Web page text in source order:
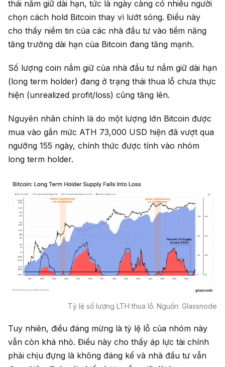
thái nắm giữ dài hạn, tức là ngày càng có nhiều người
chọn cách hold Bitcoin thay vì lướt sóng. Điều này
cho thấy niềm tin của các nhà đầu tư vào tiềm năng
tăng trưởng dài hạn của Bitcoin đang tăng mạnh.
Số lượng coin nắm giữ của nhà đầu tư nắm giữ dài hạn
(long term holder) đang ở trạng thái thua lỗ chưa thực
hiện (unrealized profit/loss) cũng tăng lên.
Nguyên nhân chính là do một lượng lớn Bitcoin được
mua vào gần mức ATH 73,000 USD hiện đã vượt qua
ngưỡng 155 ngày, chính thức được tính vào nhóm
long term holder.
Tỷ lệ số lượng LTH thua lỗ. Nguồn: Glassnode
Tuy nhiên, điều đáng mừng là tỷ lệ lỗ của nhóm này
vẫn còn khá nhỏ. Điều này cho thấy áp lực tài chính
phải chịu đựng là không đáng kể và nhà đầu tư vẫn